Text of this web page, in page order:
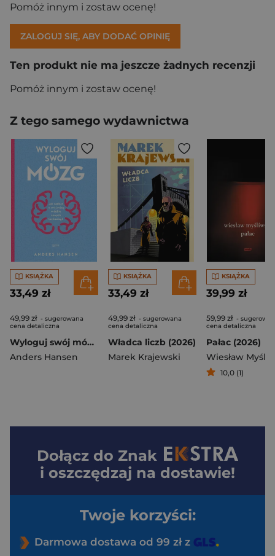
Pomóż innym i zostaw ocenę!
ZALOGUJ SIĘ, ABY DODAĆ OPINIĘ
Ten produkt nie ma jeszcze żadnych recenzji
Pomóż innym i zostaw ocenę!
Z tego samego wydawnictwa
KSIĄŻKA
33,49 zł
49,99 zł - sugerowana
cena detaliczna
Wyloguj swój mózg. Jak zadbać o swój mózg w dobie nowych technologii (2026)
Anders Hansen
KSIĄŻKA
33,49 zł
49,99 zł - sugerowana
cena detaliczna
Władca liczb (2026)
Marek Krajewski
KSIĄŻKA
39,99 zł
59,99 zł -
cena detaliczna
Pałac (2026)
Wiesław
10,0 (1)
Dołącz do Znak
i oszczędzaj na dostawie!
Twoje korzyści:
Darmowa dostawa od 99 zł z